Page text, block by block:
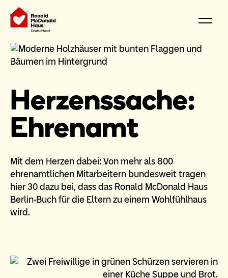
Herzenssache:
Ehrenamt
Mit dem Herzen dabei: Von mehr als 800
ehrenamtlichen Mitarbeitern bundesweit tragen
hier 30 dazu bei, dass das Ronald McDonald Haus
Berlin-Buch für die Eltern zu einem Wohlfühlhaus
wird.